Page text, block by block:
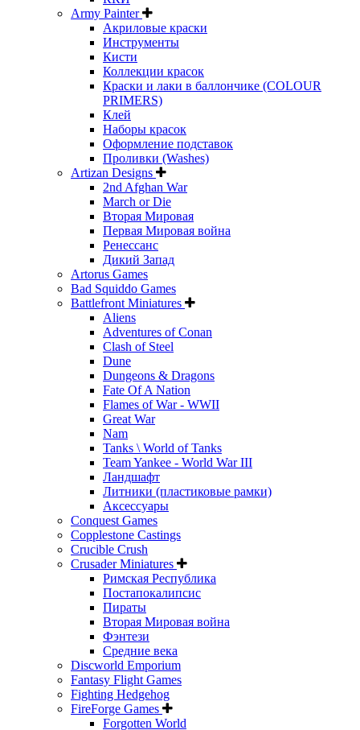
Army Painter
Акриловые краски
Инструменты
Кисти
Коллекции красок
Краски и лаки в баллончике (COLOUR
PRIMERS)
Клей
Наборы красок
Оформление подставок
Проливки (Washes)
Artizan Designs
2nd Afghan War
March or Die
Вторая Мировая
Первая Мировая война
Ренессанс
Дикий Запад
Artorus Games
Bad Squiddo Games
Battlefront Miniatures
Aliens
Adventures of Conan
Clash of Steel
Dune
Dungeons & Dragons
Fate Of A Nation
Flames of War - WWII
Great War
Nam
Tanks \ World of Tanks
Team Yankee - World War III
Ландшафт
Литники (пластиковые рамки)
Аксессуары
Conquest Games
Copplestone Castings
Crucible Crush
Crusader Miniatures
Римская Республика
Постапокалипсис
Пираты
Вторая Мировая война
Фэнтези
Средние века
Discworld Emporium
Fantasy Flight Games
Fighting Hedgehog
FireForge Games
Forgotten World